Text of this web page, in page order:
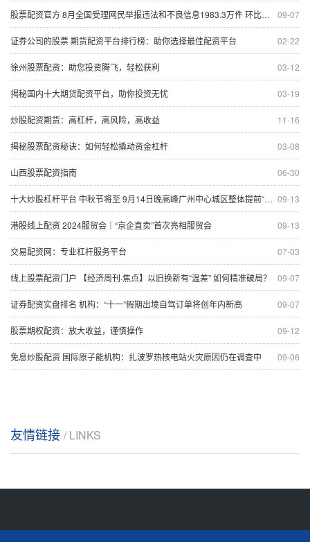
09-07
股票配资官方 8月全国受理网民举报违法和不良信息1983.3万件 环比增长4.2%
02-22
证券公司的股票 期货配资平台排行榜：助你选择最佳配资平台
03-12
徐州股票配资：助您投资腾飞，轻松获利
03-19
揭秘国内十大期货配资平台，助你投资无忧
11-16
炒股配资期货：高杠杆，高风险，高收益
03-08
揭秘股票配资秘诀：如何轻松撬动资金杠杆
06-30
山西股票配资指南
09-13
十大炒股杠杆平台 中秋节将至 9月14日晚高峰广州中心城区整体提前“中度拥堵”
09-13
港股线上配资 2024服贸会｜“京企直卖”首次亮相服贸会
07-03
交易配资网：专业杠杆服务平台
09-07
线上股票配资门户 【经济周刊·焦点】以旧换新有“温差” 如何精准破局？
09-07
证券配资实盘排名 机构：“十一”假期出境自驾订单将创年内新高
09-12
股票期权配资：放大收益，谨慎操作
09-06
免息炒股配资 国际原子能机构：扎波罗热核电站火灾原因仍在调查中
友情链接 / LINKS